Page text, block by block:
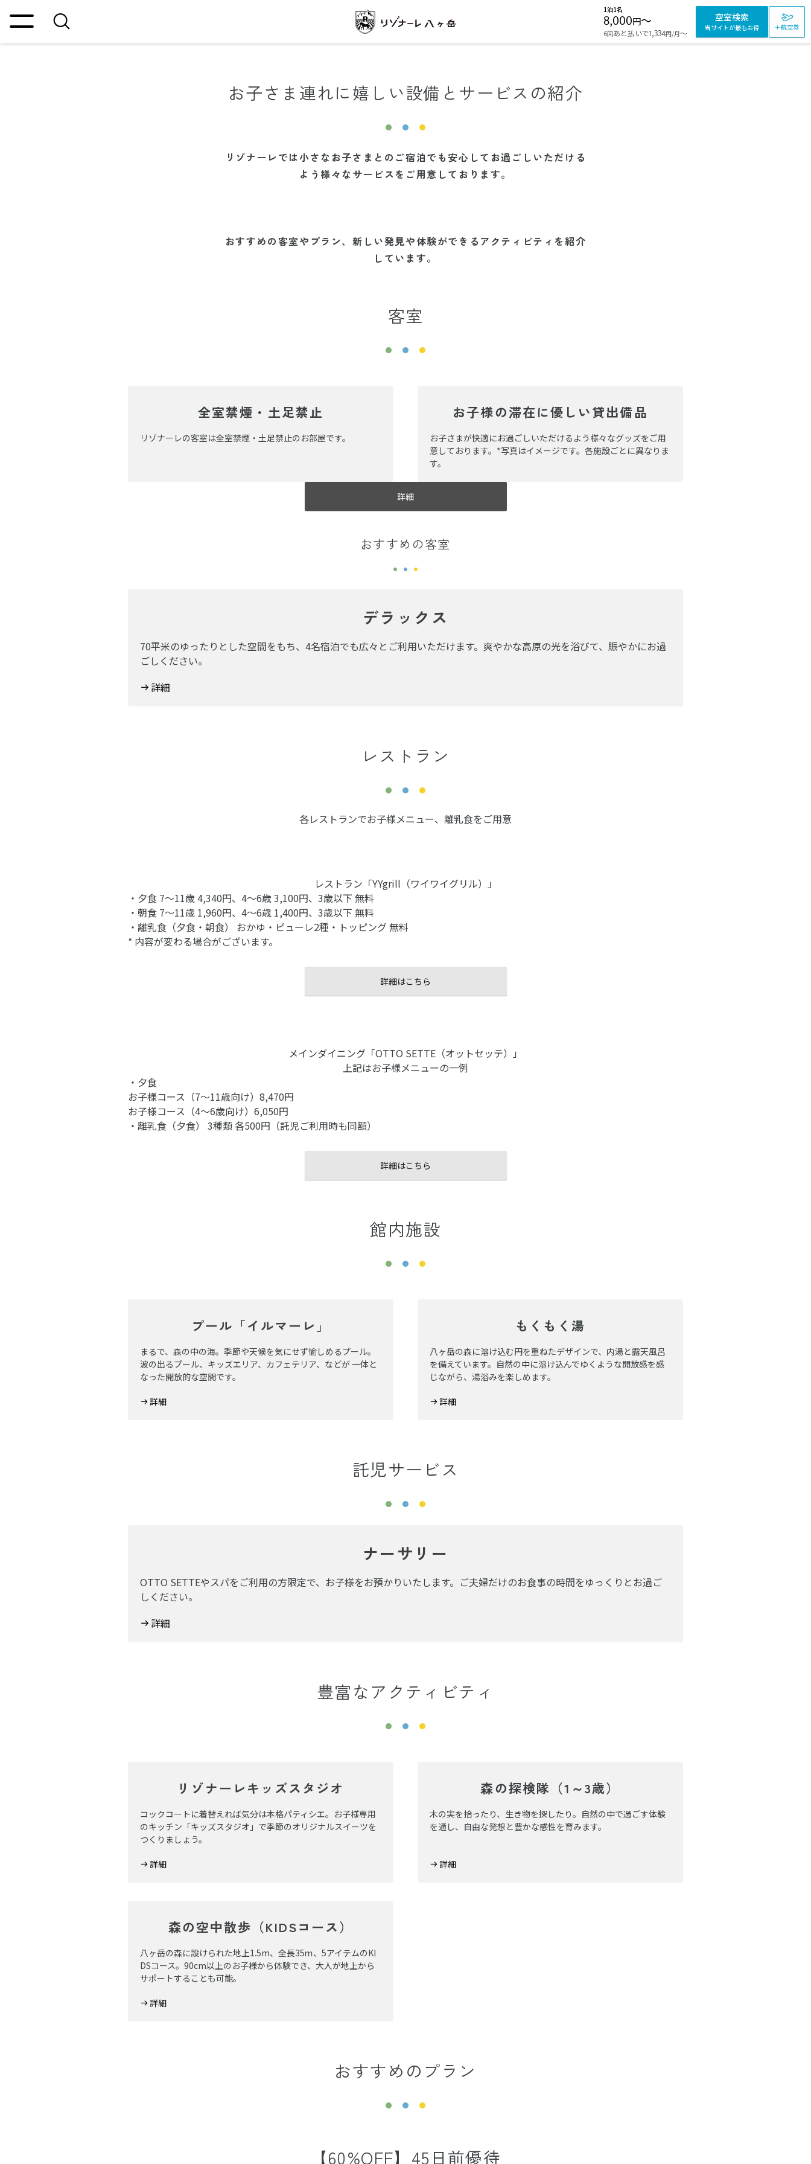
1泊1名
8,000円〜
6回あと払いで1,334円/月〜
空室検索
当サイトが最もお得 ＋航空券
お子さま連れに嬉しい設備とサービスの紹介
リゾナーレでは小さなお子さまとのご宿泊でも安心してお過ごしいただける
よう様々なサービスをご用意しております。
おすすめの客室やプラン、新しい発見や体験ができるアクティビティを紹介
しています。
客室
全室禁煙・土足禁止
リゾナーレの客室は全室禁煙・土足禁止のお部屋です。
お子様の滞在に優しい貸出備品
お子さまが快適にお過ごしいただけるよう様々なグッズをご用
意しております。*写真はイメージです。各施設ごとに異なりま
す。
詳細
おすすめの客室
デラックス
70平米のゆったりとした空間をもち、4名宿泊でも広々とご利用いただけます。爽やかな高原の光を浴びて、賑やかにお過
ごしください。
詳細
レストラン
各レストランでお子様メニュー、離乳食をご用意
レストラン「YYgrill（ワイワイグリル）」
・夕食 7〜11歳 4,340円、4〜6歳 3,100円、3歳以下 無料
・朝食 7〜11歳 1,960円、4〜6歳 1,400円、3歳以下 無料
・離乳食（夕食・朝食） おかゆ・ピューレ2種・トッピング 無料
* 内容が変わる場合がございます。
詳細はこちら
メインダイニング「OTTO SETTE（オットセッテ）」
上記はお子様メニューの一例
・夕食
お子様コース（7〜11歳向け）8,470円
お子様コース（4〜6歳向け）6,050円
・離乳食（夕食） 3種類 各500円（託児ご利用時も同額）
詳細はこちら
館内施設
プール「イルマーレ」
まるで、森の中の海。季節や天候を気にせず愉しめるプール。
波の出るプール、キッズエリア、カフェテリア、などが 一体と
なった開放的な空間です。
詳細
もくもく湯
八ヶ岳の森に溶け込む円を重ねたデザインで、内湯と露天風呂
を備えています。自然の中に溶け込んでゆくような開放感を感
じながら、湯浴みを楽しめます。
詳細
託児サービス
ナーサリー
OTTO SETTEやスパをご利用の方限定で、お子様をお預かりいたします。ご夫婦だけのお食事の時間をゆっくりとお過ご
しください。
詳細
豊富なアクティビティ
リゾナーレキッズスタジオ
コックコートに着替えれば気分は本格パティシエ。お子様専用
のキッチン「キッズスタジオ」で季節のオリジナルスイーツを
つくりましょう。
詳細
森の探検隊（1～3歳）
木の実を拾ったり、生き物を探したり。自然の中で過ごす体験
を通し、自由な発想と豊かな感性を育みます。
詳細
森の空中散歩（KIDSコース）
八ヶ岳の森に設けられた地上1.5m、全長35ｍ、5アイテムのKI
DSコース。90cm以上のお子様から体験でき、大人が地上から
サポートすることも可能。
詳細
おすすめのプラン
【60%OFF】45日前優待